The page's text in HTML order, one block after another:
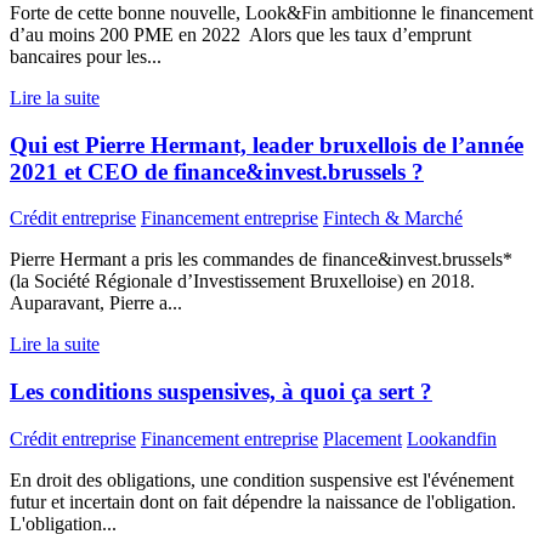
Forte de cette bonne nouvelle, Look&Fin ambitionne le financement
d’au moins 200 PME en 2022 Alors que les taux d’emprunt
bancaires pour les...
Lire la suite
Qui est Pierre Hermant, leader bruxellois de l’année
2021 et CEO de finance&invest.brussels ?
Crédit entreprise Financement entreprise Fintech & Marché
Pierre Hermant a pris les commandes de finance&invest.brussels*
(la Société Régionale d’Investissement Bruxelloise) en 2018.
Auparavant, Pierre a...
Lire la suite
Les conditions suspensives, à quoi ça sert ?
Crédit entreprise Financement entreprise Placement Lookandfin
En droit des obligations, une condition suspensive est l'événement
futur et incertain dont on fait dépendre la naissance de l'obligation.
L'obligation...